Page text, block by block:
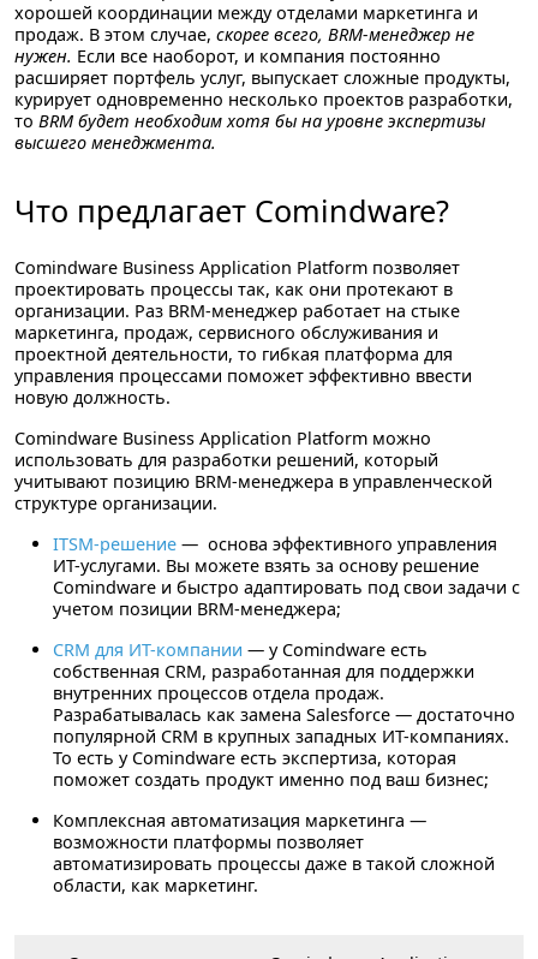
хорошей координации между отделами маркетинга и
продаж. В этом случае, скорее всего, BRM-менеджер не
нужен. Если все наоборот, и компания постоянно
расширяет портфель услуг, выпускает сложные продукты,
курирует одновременно несколько проектов разработки,
то BRM будет необходим хотя бы на уровне экспертизы
высшего менеджмента.
Что предлагает Comindware?
Comindware Business Application Platform позволяет
проектировать процессы так, как они протекают в
организации. Раз BRM-менеджер работает на стыке
маркетинга, продаж, сервисного обслуживания и
проектной деятельности, то гибкая платформа для
управления процессами поможет эффективно ввести
новую должность.
Comindware Business Application Platform можно
использовать для разработки решений, который
учитывают позицию BRM-менеджера в управленческой
структуре организации.
ITSM-решение — основа эффективного управления
ИТ-услугами. Вы можете взять за основу решение
Comindware и быстро адаптировать под свои задачи c
учетом позиции BRM-менеджера;
CRM для ИТ-компании — у Comindware есть
собственная CRM, разработанная для поддержки
внутренних процессов отдела продаж.
Разрабатывалась как замена Salesforce — достаточно
популярной CRM в крупных западных ИТ-компаниях.
То есть у Comindware есть экспертиза, которая
поможет создать продукт именно под ваш бизнес;
Комплексная автоматизация маркетинга —
возможности платформы позволяет
автоматизировать процессы даже в такой сложной
области, как маркетинг.